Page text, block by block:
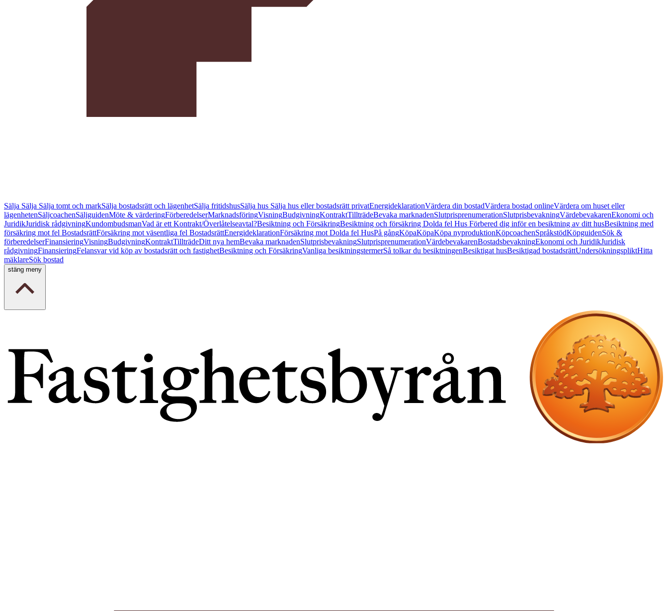
Sälja Sälja Sälja tomt och markSälja bostadsrätt och lägenhetSälja fritidshusSälja hus Sälja hus eller bostadsrätt privatEnergideklarationVärdera din bostadVärdera bostad onlineVärdera om huset eller
lägenhetenSäljcoachenSäljguidenMöte & värderingFörberedelserMarknadsföringVisningBudgivningKontraktTillträdeBevaka marknadenSlutprisprenumerationSlutprisbevakningVärdebevakarenEkonomi och
JuridikJuridisk rådgivningKundombudsmanVad är ett Kontrakt/Överlåtelseavtal?Besiktning och FörsäkringBesiktning och försäkring Dolda fel Hus Förbered dig inför en besiktning av ditt husBesiktning med
försäkring mot fel BostadsrättFörsäkring mot väsentliga fel BostadsrättEnergideklarationFörsäkring mot Dolda fel HusPå gångKöpaKöpaKöpa nyproduktionKöpcoachenSpråkstödKöpguidenSök &
förberedelserFinansieringVisningBudgivningKontraktTillträdeDitt nya hemBevaka marknadenSlutprisbevakningSlutprisprenumerationVärdebevakarenBostadsbevakningEkonomi och JuridikJuridisk
rådgivningFinansieringFelansvar vid köp av bostadsrätt och fastighetBesiktning och FörsäkringVanliga besiktningstermerSå tolkar du besiktningenBesiktigat husBesiktigad bostadsrättUndersökningspliktHitta
mäklareSök bostad
stäng meny